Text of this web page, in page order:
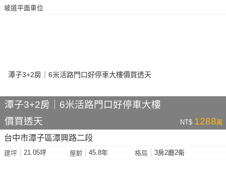
坡道平面車位
潭子3+2房｜6米活路門口好停車大樓
價買透天
NT$ 1288萬
台中市潭子區潭興路二段
建坪 21.05坪 屋齡 45.8年 格局 3房2廳2衛